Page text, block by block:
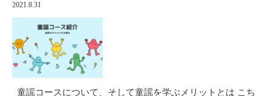
2021.8.31
童謡コースについて、そして童謡を学ぶメリットとは こち